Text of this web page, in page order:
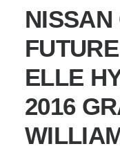
NISSAN
ELLE
2016